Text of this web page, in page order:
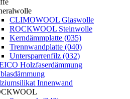
CLIMOWOOL Glaswolle
ROCKWOOL Steinwolle
Kerndämmplatte (035)
Trennwandplatte (040)
Untersparrenfilz (032)
Holzfaserdämmung
Innenwand